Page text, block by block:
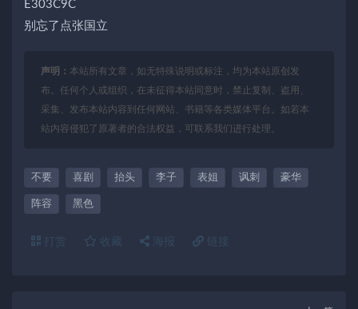
E303C9C
别忘了点张国立
声明： 本站所有文章，如无特殊说明或标注，均为本站原创发
布。任何个人或组织，在未征得本站同意时，禁止复制、盗用、
采集、发布本站内容到任何网站、书籍等各类媒体平台。如若本
站内容侵犯了原著者的合法权益，可联系我们进行处理。
不要 喜剧 抬头 李子 表姐 讽刺 豪华
阵容 黑色
打赏 收藏 海报 链接